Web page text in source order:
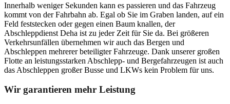
Innerhalb weniger Sekunden kann es passieren und das Fahrzeug
kommt von der Fahrbahn ab. Egal ob Sie im Graben landen, auf ein
Feld feststecken oder gegen einen Baum knallen, der
Abschleppdienst Deha ist zu jeder Zeit für Sie da. Bei größeren
Verkehrsunfällen übernehmen wir auch das Bergen und
Abschleppen mehrerer beteiligter Fahrzeuge. Dank unserer großen
Flotte an leistungsstarken Abschlepp- und Bergefahrzeugen ist auch
das Abschleppen großer Busse und LKWs kein Problem für uns.
Wir garantieren mehr Leistung